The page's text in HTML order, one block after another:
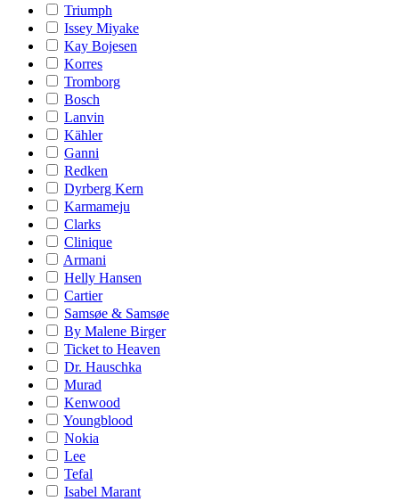
Triumph
Issey Miyake
Kay Bojesen
Korres
Tromborg
Bosch
Lanvin
Kähler
Ganni
Redken
Dyrberg Kern
Karmameju
Clarks
Clinique
Armani
Helly Hansen
Cartier
Samsøe & Samsøe
By Malene Birger
Ticket to Heaven
Dr. Hauschka
Murad
Kenwood
Youngblood
Nokia
Lee
Tefal
Isabel Marant